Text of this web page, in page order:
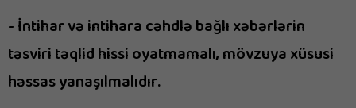
- İntihar və intihara cəhdlə bağlı xəbərlərin
təsviri təqlid hissi oyatmamalı, mövzuya xüsusi
həssas yanaşılmalıdır.